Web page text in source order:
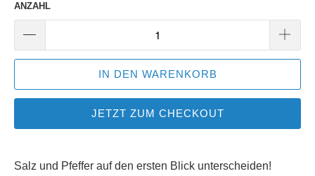
ANZAHL
IN DEN WARENKORB
JETZT ZUM CHECKOUT
Salz und Pfeffer auf den ersten Blick unterscheiden!